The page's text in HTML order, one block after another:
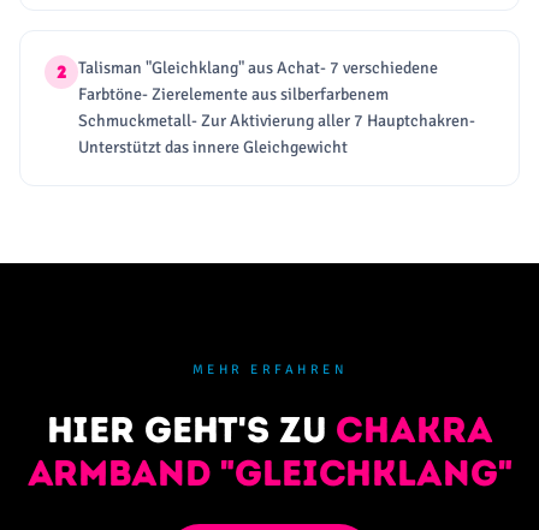
2 Talisman "Gleichklang" aus Achat- 7 verschiedene
Farbtöne- Zierelemente aus silberfarbenem
Schmuckmetall- Zur Aktivierung aller 7 Hauptchakren-
Unterstützt das innere Gleichgewicht
MEHR ERFAHREN
Hier geht's zu Chakra
Armband "Gleichklang"